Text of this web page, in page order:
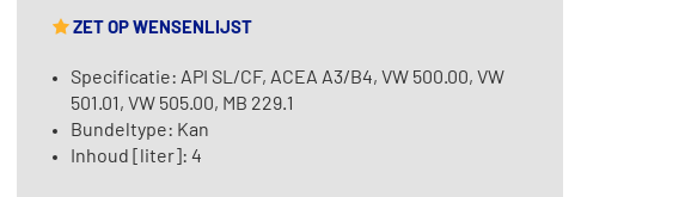
ZET OP WENSENLIJST
Specificatie: API SL/CF, ACEA A3/B4, VW 500.00, VW
501.01, VW 505.00, MB 229.1
Bundeltype: Kan
Inhoud [liter]: 4